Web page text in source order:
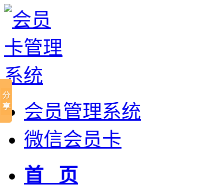
会员管理系统
微信会员卡
首 页